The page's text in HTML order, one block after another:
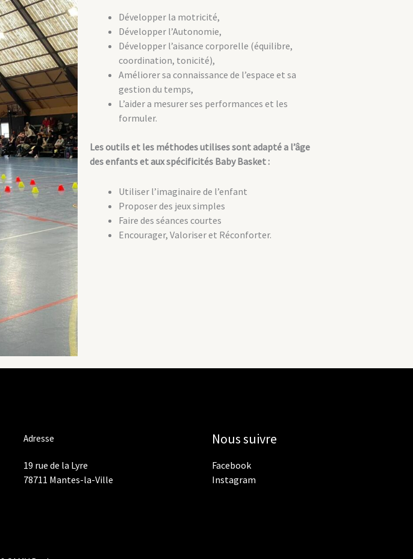
Développer la motricité,
Développer l’Autonomie,
Développer l’aisance corporelle (équilibre,
coordination, tonicité),
Améliorer sa connaissance de l’espace et sa
gestion du temps,
L’aider a mesurer ses performances et les
formuler.
Les outils et les méthodes utilises sont adapté a l’âge
des enfants et aux spécificités Baby Basket :
Utiliser l’imaginaire de l’enfant
Proposer des jeux simples
Faire des séances courtes
Encourager, Valoriser et Réconforter.
Adresse
19 rue de la Lyre
78711 Mantes-la-Ville
Nous suivre
Facebook
Instagram